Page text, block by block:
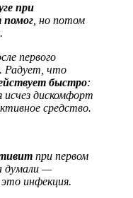
при
помог , но потом
первого
Радует, что
быстро:
исчез дискомфорт
средство.
при первом
думали —
это инфекция.